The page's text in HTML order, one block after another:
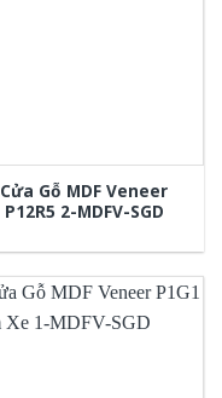
Cửa Gỗ MDF Veneer
P12R5 2-MDFV-SGD